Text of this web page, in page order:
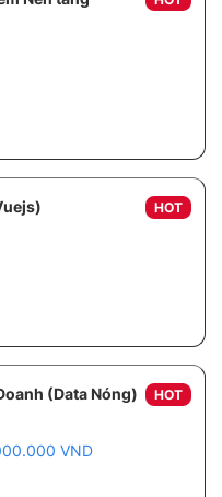
HOT
HOT
(Data Nóng)
VND